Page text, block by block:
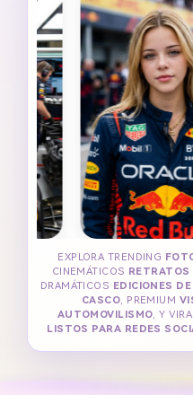
EXPLORA TRENDING
CINEMÁTICOS RETRATOS
DRAMÁTICOS EDICIONES
CASCO, PREMIUM
AUTOMOVILISMO, Y
LISTOS PARA REDES